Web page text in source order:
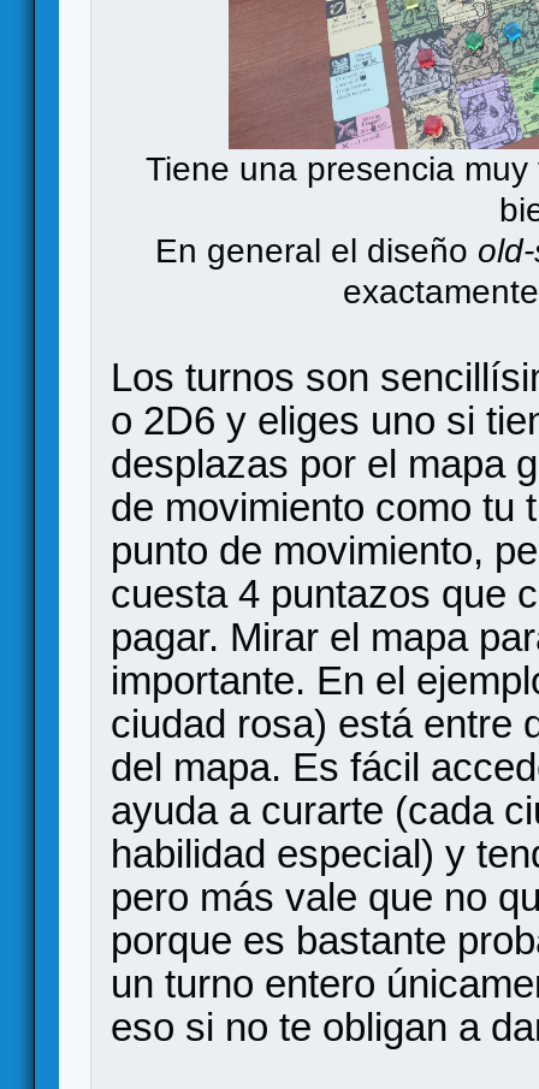
Tiene una presencia
En general el diseño
Los turnos son
o 2D6 y eliges uno si
desplazas por el mapa
de movimiento como tu
punto de movimiento,
cuesta 4 puntazos que
pagar. Mirar el mapa
importante. En el
ciudad rosa) está entre
del mapa. Es fácil
ayuda a curarte (cada
habilidad especial) y
pero más vale que no
porque es bastante
un turno entero
eso si no te obligan a